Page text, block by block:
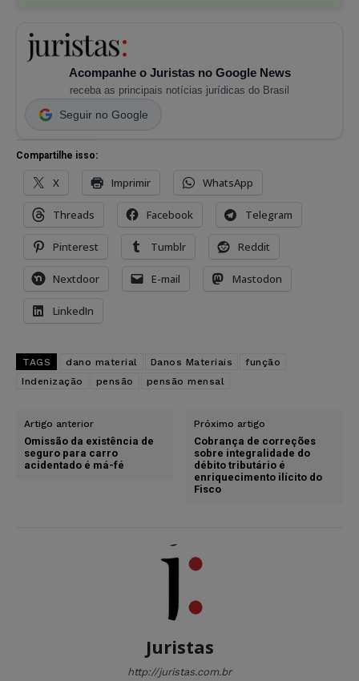
Acompanhe o Juristas no Google News
receba as principais notícias jurídicas do Brasil
Seguir no Google
Compartilhe isso:
X Imprimir WhatsApp
Threads Facebook Telegram
Pinterest Tumblr Reddit
Nextdoor E-mail Mastodon
LinkedIn
TAGS dano material Danos Materiais
função
Indenização
pensão pensão mensal
Artigo anterior
Omissão da existência de
seguro para carro
acidentado é má-fé
Próximo artigo
Cobrança de correções
sobre integralidade do
débito tributário é
enriquecimento ilícito do
Fisco
Juristas
http://juristas.com.br